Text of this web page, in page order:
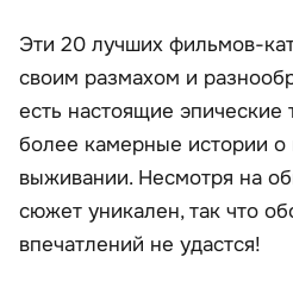
Эти 20 лучших фильмов-
своим размахом и
есть настоящие эпические
более камерные истории
выживании. Несмотря на
сюжет уникален, так что
впечатлений не удастся!